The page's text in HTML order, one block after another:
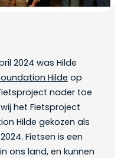
2024 was Hilde
Hilde op
nader toe
het Fietsproject
Hilde gekozen als
Fietsen is een
ons land, en kunnen